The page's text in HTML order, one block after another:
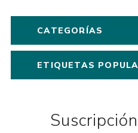
CATEGORÍAS
ETIQUETAS